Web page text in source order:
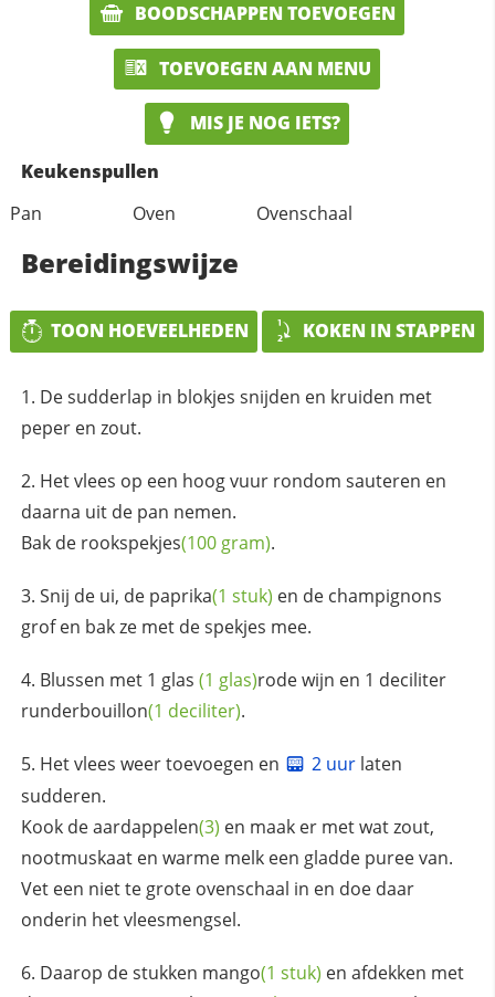
BOODSCHAPPEN TOEVOEGEN
TOEVOEGEN AAN MENU
MIS JE NOG IETS?
Keukenspullen
Pan
Oven Ovenschaal
Bereidingswijze
TOON HOEVEELHEDEN KOKEN IN STAPPEN
De sudderlap in blokjes snijden en kruiden met
peper en zout.
Het vlees op een hoog vuur rondom sauteren en
daarna uit de pan nemen.
Bak de rookspekjes(100 gram).
Snij de ui, de paprika(1 stuk) en de champignons
grof en bak ze met de spekjes mee.
Blussen met 1 glas (1 glas)rode wijn en 1 deciliter
runderbouillon(1 deciliter).
Het vlees weer toevoegen en 2 uurlaten
sudderen.
Kook deaardappelen(3) en maak er met wat zout,
nootmuskaat en warme melk een gladde puree van.
Vet een niet te grote ovenschaal in en doe daar
onderin het vleesmengsel.
Daarop de stukken mango(1 stuk) en afdekken met